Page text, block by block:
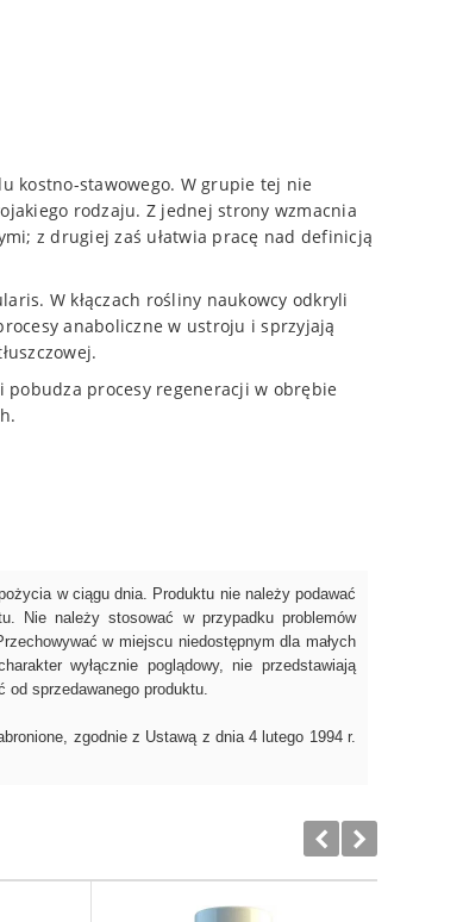
kostno-stawowego. W grupie tej nie
rodzaju. Z jednej strony wzmacnia
z drugiej zaś ułatwia pracę nad definicją
W kłączach rośliny naukowcy odkryli
anaboliczne w ustroju i sprzyjają
procesy regeneracji w obrębie